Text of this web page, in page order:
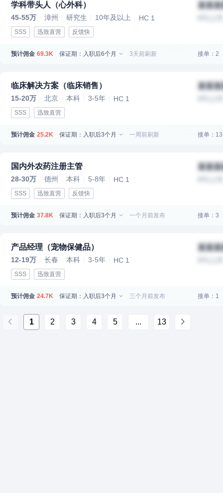
学科带头人（心外科）
45-55万 漳州 研究生 10年及以上 HC 1
SSS 迅致直营 反馈快
某某
预计佣金 69.3K 保证期：入职后6个月 3天前刷新 接单：2
临床解决方案（临床销售）
15-20万 北京 本科 3-5年 HC 1
SSS 迅致直营
某某
预计佣金 25.2K 保证期：入职后3个月 一周前刷新 接单：13
国内外农药注册主管
28-30万 德州 本科 5-8年 HC 1
SSS 迅致直营 反馈快
某某
预计佣金 37.8K 保证期：入职后3个月 一个月前发布 接单：3
产品经理（宠物保健品）
12-19万 长春 本科 3-5年 HC 1
SSS 迅致直营
某某
预计佣金 24.7K 保证期：入职后3个月 三个月前发布 接单：1
1 2 3 4 5 ... 13